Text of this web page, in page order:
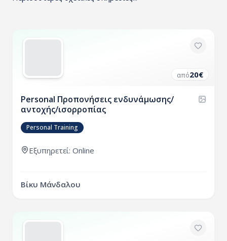
από20€
Personal Προπονήσεις ενδυνάμωσης/
αντοχής/ισορροπίας
Personal Training
Εξυπηρετεί: Online
Βίκυ Μάνδαλου